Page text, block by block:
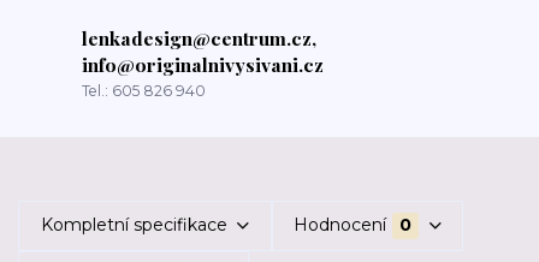
lenkadesign@centrum.cz,
info@originalnivysivani.cz
Tel.: 605 826 940
Kompletní specifikace Hodnocení 0